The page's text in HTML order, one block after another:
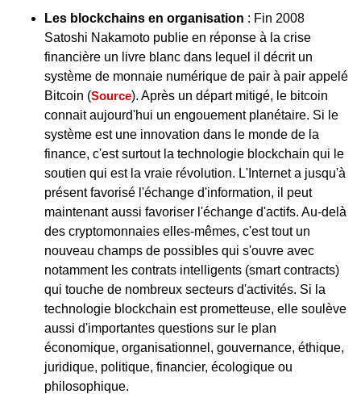
Les blockchains en organisation : Fin 2008
Satoshi Nakamoto publie en réponse à la crise
financière un livre blanc dans lequel il décrit un
système de monnaie numérique de pair à pair appelé
Bitcoin (Source). Après un départ mitigé, le bitcoin
connait aujourd'hui un engouement planétaire. Si le
système est une innovation dans le monde de la
finance, c'est surtout la technologie blockchain qui le
soutien qui est la vraie révolution. L'Internet a jusqu'à
présent favorisé l'échange d'information, il peut
maintenant aussi favoriser l'échange d'actifs. Au-delà
des cryptomonnaies elles-mêmes, c'est tout un
nouveau champs de possibles qui s'ouvre avec
notamment les contrats intelligents (smart contracts)
qui touche de nombreux secteurs d'activités. Si la
technologie blockchain est prometteuse, elle soulève
aussi d'importantes questions sur le plan
économique, organisationnel, gouvernance, éthique,
juridique, politique, financier, écologique ou
philosophique.